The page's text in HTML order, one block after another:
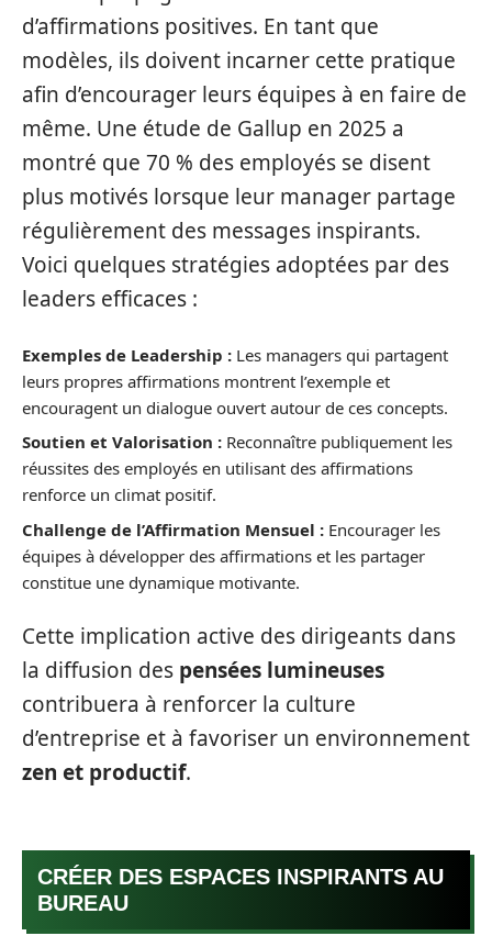
d’affirmations positives. En tant que
modèles, ils doivent incarner cette pratique
afin d’encourager leurs équipes à en faire de
même. Une étude de Gallup en 2025 a
montré que 70 % des employés se disent
plus motivés lorsque leur manager partage
régulièrement des messages inspirants.
Voici quelques stratégies adoptées par des
leaders efficaces :
Exemples de Leadership : Les managers qui partagent
leurs propres affirmations montrent l’exemple et
encouragent un dialogue ouvert autour de ces concepts.
Soutien et Valorisation : Reconnaître publiquement les
réussites des employés en utilisant des affirmations
renforce un climat positif.
Challenge de l’Affirmation Mensuel : Encourager les
équipes à développer des affirmations et les partager
constitue une dynamique motivante.
Cette implication active des dirigeants dans
la diffusion des pensées lumineuses
contribuera à renforcer la culture
d’entreprise et à favoriser un environnement
zen et productif.
CRÉER DES ESPACES INSPIRANTS AU
BUREAU